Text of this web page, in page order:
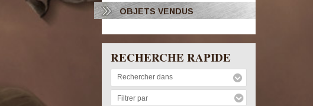
OBJETS VENDUS
RECHERCHE RAPIDE
Rechercher dans
Filtrer par